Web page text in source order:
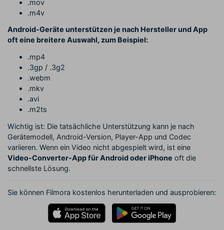
.mov
.m4v
Android-Geräte unterstützen je nach Hersteller und App
oft eine breitere Auswahl, zum Beispiel:
.mp4
.3gp / .3g2
.webm
.mkv
.avi
.m2ts
Wichtig ist: Die tatsächliche Unterstützung kann je nach
Gerätemodell, Android-Version, Player-App und Codec
variieren. Wenn ein Video nicht abgespielt wird, ist eine
Video-Converter-App für Android oder iPhone oft die
schnellste Lösung.
Sie können Filmora kostenlos herunterladen und ausprobieren: